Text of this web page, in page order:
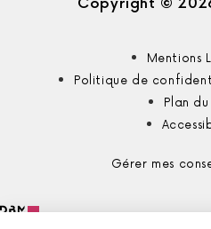
Copyright ©
Mentions
Politique de
Plan
Gérer mes